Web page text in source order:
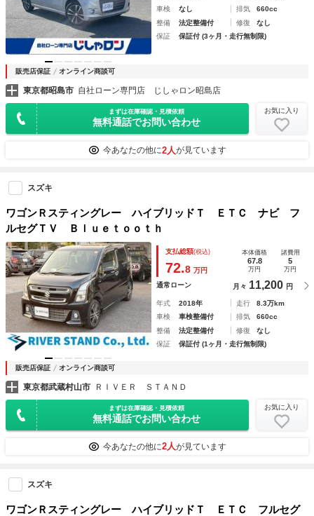
車検
なし 排気
660cc
整備
法定整備付 修復
なし
保証
保証付 (3ヶ月・走行無制限)
販売店保証 オンライン商談可
東京都昭島市 自社ローン専門店 じしゃロン昭島店
まずは在庫確認・見積依頼
無料通話でお問い合わせ
お気に入り
今あなたの他に2人が見ています
スズキ
ワゴンＲスティングレー ハイブリッドＴ ＥＴＣ ナビ フ
ルセグＴＶ Ｂｌｕｅｔｏｏｔｈ
支払総額(税込)
72.8 万円
本体価格
67.8
万円
諸費用
5
万円
通常ローン 月々 11,200 円
年式 2018年 走行
8.3万km
車検
車検整備付 排気
660cc
整備
法定整備付 修復
なし
保証
保証付 (1ヶ月・走行無制限)
販売店保証 オンライン商談可
東京都武蔵村山市 ＲＩＶＥＲ ＳＴＡＮＤ
まずは在庫確認・見積依頼
無料通話でお問い合わせ
お気に入り
今あなたの他に2人が見ています
スズキ
ワゴンＲスティングレー ハイブリッドＴ ＥＴＣ フルセグ